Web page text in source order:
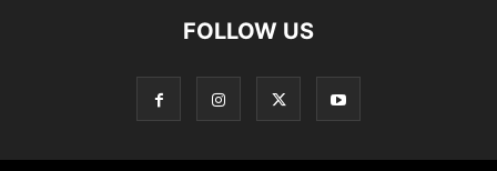
FOLLOW US